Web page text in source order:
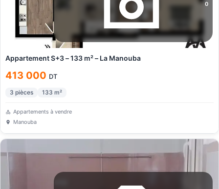
0
Appartement S+3 – 133 m² – La Manouba
413 000 DT
3 pièces 133 m²
Appartements à vendre
Manouba